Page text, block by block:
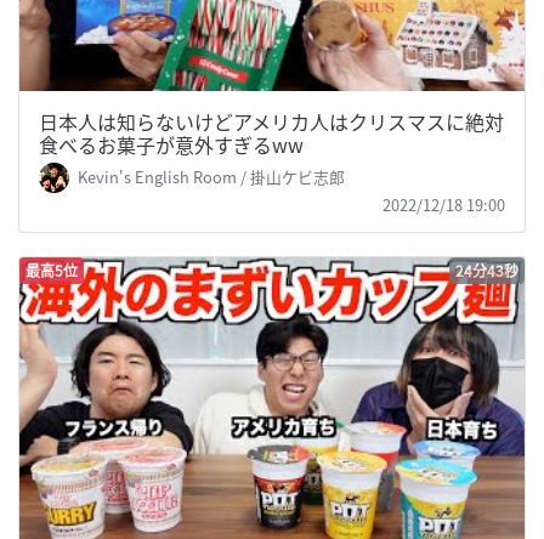
日本人は知らないけどアメリカ人はクリスマスに絶対
食べるお菓子が意外すぎるww
Kevin's English Room / 掛山ケビ志郎
2022/12/18 19:00
最高5位 24分43秒